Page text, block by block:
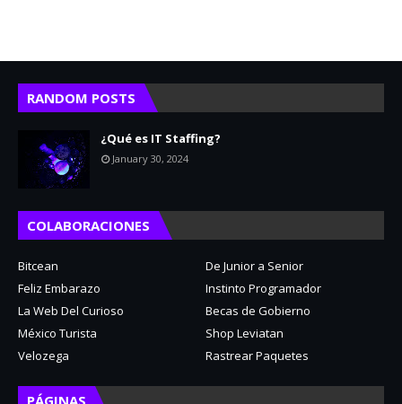
RANDOM POSTS
¿Qué es IT Staffing?
January 30, 2024
COLABORACIONES
Bitcean
De Junior a Senior
Feliz Embarazo
Instinto Programador
La Web Del Curioso
Becas de Gobierno
México Turista
Shop Leviatan
Velozega
Rastrear Paquetes
PÁGINAS